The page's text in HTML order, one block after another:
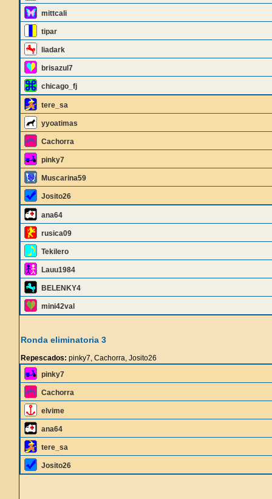
mittcali
tipar
liadark
brisazul7
chicago_fj
tere_sa
yyoatimas
Cachorra
pinky7
Muscarina59
Josito26
ana64
rusica09
Tekilero
Lauu1984
BELENKY4
mini42val
Ronda eliminatoria 3
Repescados: pinky7, Cachorra, Josito26
pinky7
Cachorra
elvime
ana64
tere_sa
Josito26